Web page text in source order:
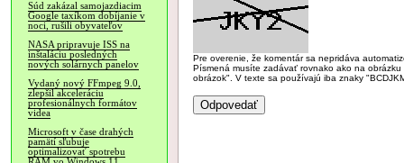
Súd zakázal samojazdiacim
Google taxíkom dobíjanie v
noci, rušili obyvateľov
NASA pripravuje ISS na
inštaláciu posledných
nových solárnych panelov
Vydaný nový FFmpeg 9.0,
zlepšil akceleráciu
profesionálnych formátov
videa
Microsoft v čase drahých
pamätí sľubuje
optimalizovať spotrebu
Pre overenie, že komentár sa nepridáva
Písmená musíte zadávať rovnako ako na
obrázok". V texte sa používajú iba znaky